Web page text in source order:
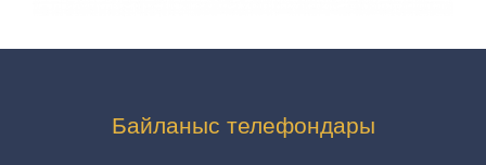
Байланыс телефондары